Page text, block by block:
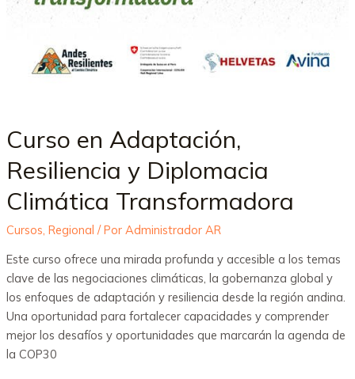
Curso en Adaptación,
Resiliencia y Diplomacia
Climática Transformadora
Cursos, Regional / Por Administrador AR
Este curso ofrece una mirada profunda y accesible a los temas
clave de las negociaciones climáticas, la gobernanza global y
los enfoques de adaptación y resiliencia desde la región andina.
Una oportunidad para fortalecer capacidades y comprender
mejor los desafíos y oportunidades que marcarán la agenda de
la COP30